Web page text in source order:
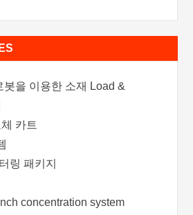
봇을 이용한 소재 Load &
카트
링 패키지
concentration system